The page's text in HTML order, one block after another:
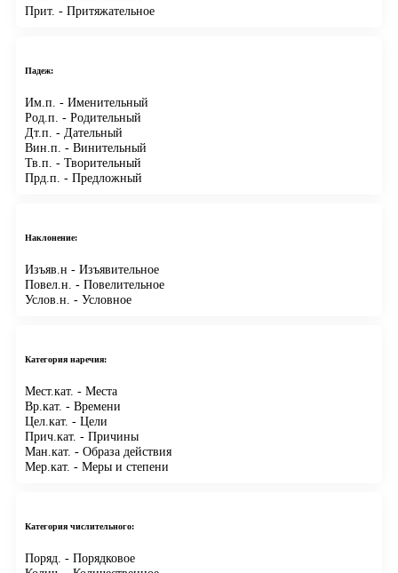
Прит. - Притяжательное
Падеж:
Им.п. - Именительный
Род.п. - Родительный
Дт.п. - Дательный
Вин.п. - Винительный
Тв.п. - Творительный
Прд.п. - Предложный
Наклонение:
Изъяв.н - Изъявительное
Повел.н. - Повелительное
Услов.н. - Условное
Категория наречия:
Мест.кат. - Места
Вр.кат. - Времени
Цел.кат. - Цели
Прич.кат. - Причины
Ман.кат. - Образа действия
Мер.кат. - Меры и степени
Категория числительного:
Поряд. - Порядковое